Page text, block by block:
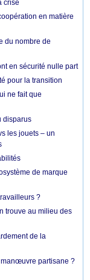
crise
en matière
du nombre de
en sécurité nulle part
pour la transition
ne fait que
disparus
les jouets – un
de marque
?
trouve au milieu des
de la
manœuvre partisane ?